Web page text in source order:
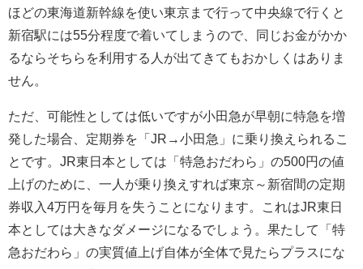
ほどの東海道新幹線を使い東京まで行って中央線で行くと
新宿駅には55分程度で着いてしまうので、同じお金がかか
るならそちらを利用する人が出てきてもおかしくはありま
せん。
ただ、可能性としては低いですが小田急が早朝に特急を増
発した場合、定期券を「JR→小田急」に乗り換えられるこ
とです。JR東日本としては「特急おだわら」の500円の値
上げのために、一人が乗り換えすれば東京～新宿間の定期
券収入4万円を毎月を失うことになります。これはJR東日
本としては大きなダメージになるでしょう。果たして「特
急おだわら」の実質値上げ自体が全体で見たらプラスにな